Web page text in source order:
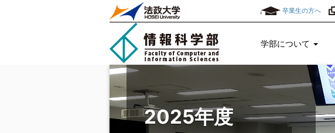
卒業生の方へ
学部について
2025年度